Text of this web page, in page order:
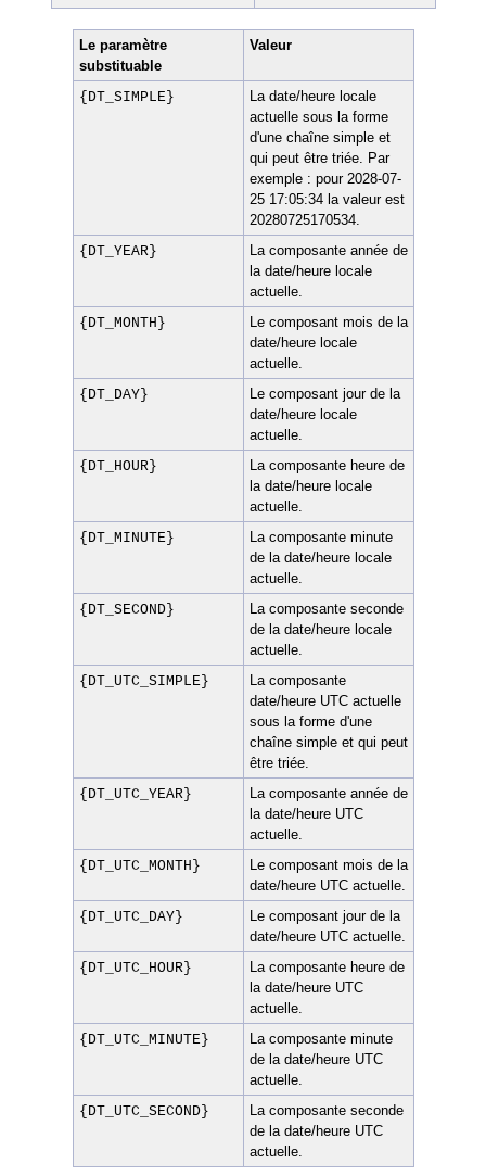
Le paramètre
substituable
Valeur
{DT_SIMPLE}
La date/heure locale
actuelle sous la forme
d'une chaîne simple et
qui peut être triée. Par
exemple : pour 2028-07-
25 17:05:34 la valeur est
20280725170534.
{DT_YEAR}
La composante année de
la date/heure locale
actuelle.
{DT_MONTH}
Le composant mois de la
date/heure locale
actuelle.
{DT_DAY}
Le composant jour de la
date/heure locale
actuelle.
{DT_HOUR}
La composante heure de
la date/heure locale
actuelle.
{DT_MINUTE}
La composante minute
de la date/heure locale
actuelle.
{DT_SECOND}
La composante seconde
de la date/heure locale
actuelle.
{DT_UTC_SIMPLE}
La composante
date/heure UTC actuelle
sous la forme d'une
chaîne simple et qui peut
être triée.
{DT_UTC_YEAR}
La composante année de
la date/heure UTC
actuelle.
{DT_UTC_MONTH}
Le composant mois de la
date/heure UTC actuelle.
{DT_UTC_DAY}
Le composant jour de la
date/heure UTC actuelle.
{DT_UTC_HOUR}
La composante heure de
la date/heure UTC
actuelle.
{DT_UTC_MINUTE}
La composante minute
de la date/heure UTC
actuelle.
{DT_UTC_SECOND}
La composante seconde
de la date/heure UTC
actuelle.